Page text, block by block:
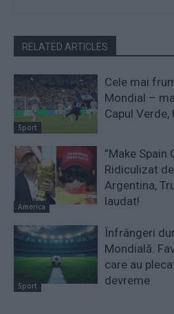
RELATED ARTICLES
Sport
Cele mai
Mondial –
Capul
America
”Make Spain
Ridiculizat
Argentina,
laudat!
Sport
Înfrângeri
Mondială.
care au
devreme